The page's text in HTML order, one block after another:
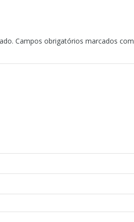
Campos obrigatórios marcados com